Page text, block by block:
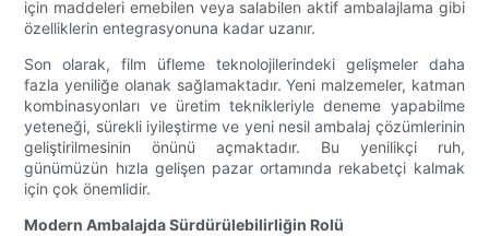
için maddeleri emebilen veya salabilen aktif ambalajlama gibi
özelliklerin entegrasyonuna kadar uzanır.
Son olarak, film üfleme teknolojilerindeki gelişmeler daha
fazla yeniliğe olanak sağlamaktadır. Yeni malzemeler, katman
kombinasyonları ve üretim teknikleriyle deneme yapabilme
yeteneği, sürekli iyileştirme ve yeni nesil ambalaj çözümlerinin
geliştirilmesinin önünü açmaktadır. Bu yenilikçi ruh,
günümüzün hızla gelişen pazar ortamında rekabetçi kalmak
için çok önemlidir.
Modern Ambalajda Sürdürülebilirliğin Rolü